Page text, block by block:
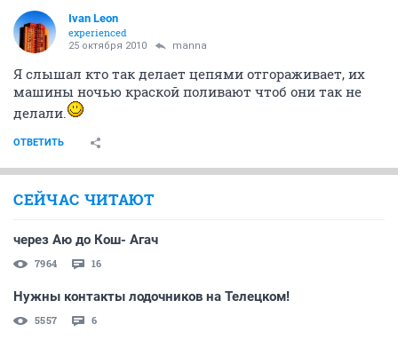
Ivаn Lеon
experienced
25 октября 2010 manna
Я слышал кто так делает цепями отгораживает, их
машины ночью краской поливают чтоб они так не
делали.
ОТВЕТИТЬ
СЕЙЧАС ЧИТАЮТ
через Аю до Кош- Агач
7964 16
Нужны контакты лодочников на Телецком!
5557 6